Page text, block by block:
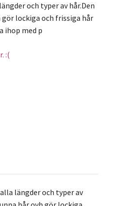
och typer av hår.Den
lockiga och frissiga hår
ihop med p
:(
längder och typer av